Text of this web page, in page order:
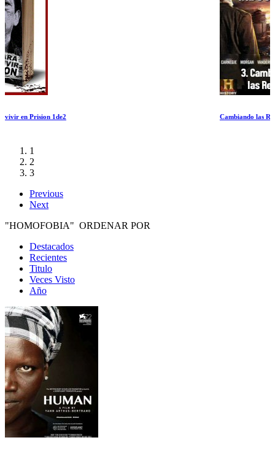
Cambiando las Reglas
1
2
3
Previous
Next
"HOMOFOBIA" ORDENAR POR
Destacados
Recientes
Titulo
Veces Visto
Año